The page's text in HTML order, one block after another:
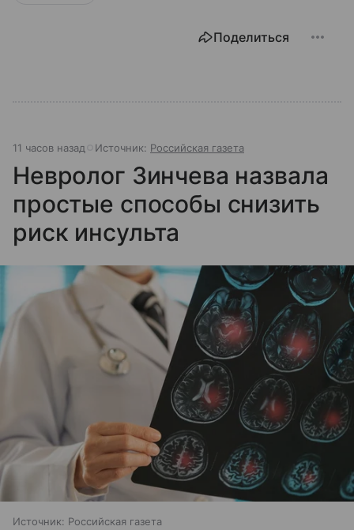
Поделиться
11 часов назад Источник: Российская газета
Невролог Зинчева назвала
простые способы снизить
риск инсульта
Источник: Российская газета